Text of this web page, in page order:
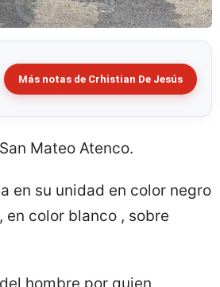
Más notas de Crhistian De Jesús
Mateo Atenco.
en su unidad en color negro
color blanco , sobre